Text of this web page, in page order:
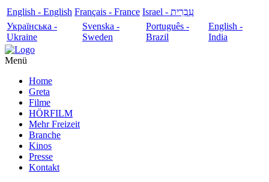
English - English Français - France
עִבְרִית - Israel
Українська -
Ukraine
Svenska -
Sweden
Português -
Brazil
English -
India
Menü
Home
Greta
Filme
HÖRFILM
Mehr Freizeit
Branche
Kinos
Presse
Kontakt